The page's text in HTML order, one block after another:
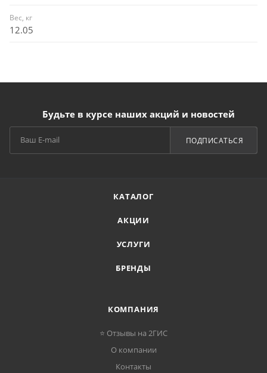
Вес, кг
12.05
Будьте в курсе наших акций и новостей
ПОДПИСАТЬСЯ
КАТАЛОГ
АКЦИИ
УСЛУГИ
БРЕНДЫ
КОМПАНИЯ
⭐ Отзывы на 2ГИС
О компании
Контакты